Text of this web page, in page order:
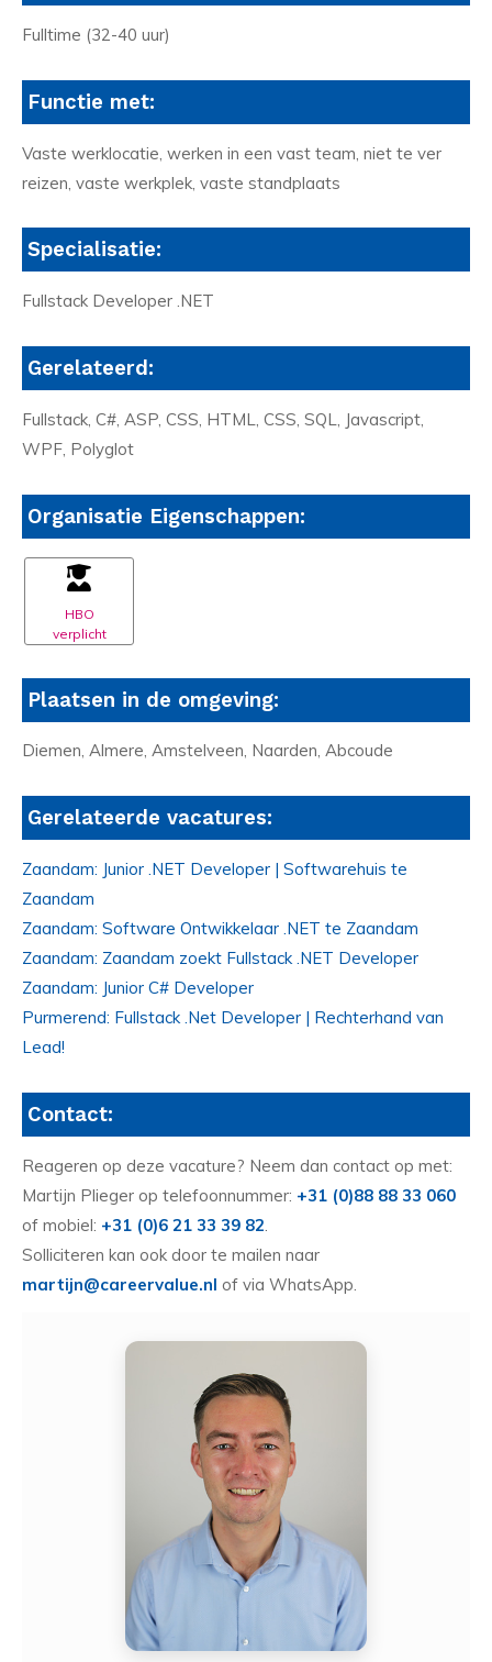
Fulltime (32-40 uur)
Functie met:
Vaste werklocatie, werken in een vast team, niet te ver
reizen, vaste werkplek, vaste standplaats
Specialisatie:
Fullstack Developer .NET
Gerelateerd:
Fullstack, C#, ASP, CSS, HTML, CSS, SQL, Javascript,
WPF, Polyglot
Organisatie Eigenschappen:
HBO
verplicht
Plaatsen in de omgeving:
Diemen, Almere, Amstelveen, Naarden, Abcoude
Gerelateerde vacatures:
Zaandam: Junior .NET Developer | Softwarehuis te
Zaandam
Zaandam: Software Ontwikkelaar .NET te Zaandam
Zaandam: Zaandam zoekt Fullstack .NET Developer
Zaandam: Junior C# Developer
Purmerend: Fullstack .Net Developer | Rechterhand van
Lead!
Contact:
Reageren op deze vacature? Neem dan contact op met:
Martijn Plieger op telefoonnummer: +31 (0)88 88 33 060
of mobiel: +31 (0)6 21 33 39 82
Solliciteren kan ook door te mailen naar
martijn@careervalue.nl of via WhatsApp.